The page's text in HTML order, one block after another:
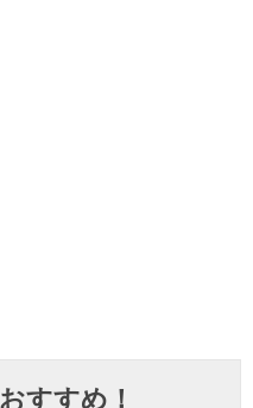
すすめ！